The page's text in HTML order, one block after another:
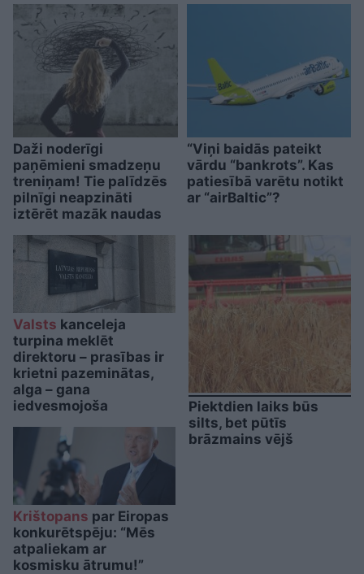
Daži noderīgi
paņēmieni smadzeņu
treniņam! Tie palīdzēs
pilnīgi neapzināti
iztērēt mazāk naudas
“Viņi baidās pateikt
vārdu “bankrots”. Kas
patiesībā varētu notikt
ar “airBaltic”?
Valsts kanceleja
turpina meklēt
direktoru – prasības ir
krietni pazeminātas,
alga – gana
iedvesmojoša
Krištopans par Eiropas
konkurētspēju: “Mēs
atpaliekam ar
kosmisku ātrumu!”
Piektdien laiks būs
silts, bet pūtīs
brāzmains vējš